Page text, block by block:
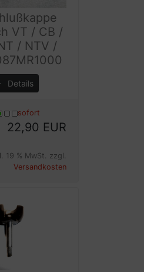
VT / CB /
/ NTV /
Details
sofort
22,90 EUR
19 % MwSt. zzgl.
Versandkosten